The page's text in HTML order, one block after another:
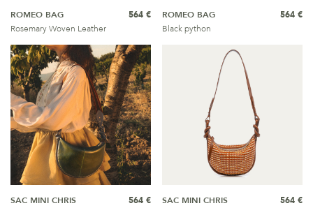
ROMEO BAG
Rosemary Woven Leather
564 €
ROMEO BAG
Black python
564 €
SAC MINI CHRIS
564 €
SAC MINI CHRIS
564 €